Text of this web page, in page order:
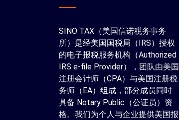
SINO TAX（美国信诺税务事务
所）是经美国国税局（IRS）授权
的电子报税服务机构（Authorized
IRS e-file Provider），团队由美国
注册会计师（CPA）与美国注册税
务师（EA）组成，部分成员同时
具备 Notary Public（公证员）资
格。我们为个人与企业提供美国报